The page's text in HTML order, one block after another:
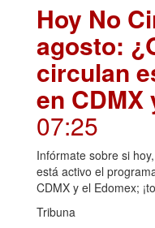
Hoy No
agosto:
circulan
en CDMX
07:25
Infórmate sobre si
está activo el
CDMX y el Edomex;
Tribuna